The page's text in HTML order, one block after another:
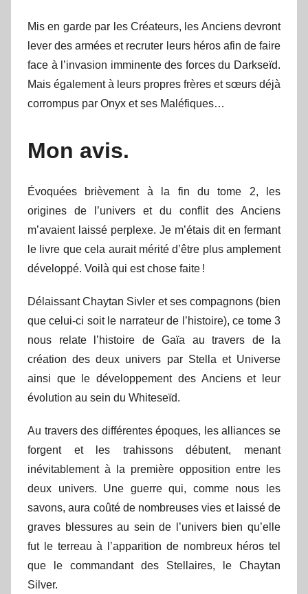
Mis en garde par les Créateurs, les Anciens devront
lever des armées et recruter leurs héros afin de faire
face à l’invasion imminente des forces du Darkseïd.
Mais également à leurs propres frères et sœurs déjà
corrompus par Onyx et ses Maléfiques…
Mon avis.
Évoquées brièvement à la fin du tome 2, les
origines de l’univers et du conflit des Anciens
m’avaient laissé perplexe. Je m’étais dit en fermant
le livre que cela aurait mérité d’être plus amplement
développé. Voilà qui est chose faite !
Délaissant Chaytan Sivler et ses compagnons (bien
que celui-ci soit le narrateur de l’histoire), ce tome 3
nous relate l’histoire de Gaïa au travers de la
création des deux univers par Stella et Universe
ainsi que le développement des Anciens et leur
évolution au sein du Whiteseïd.
Au travers des différentes époques, les alliances se
forgent et les trahissons débutent, menant
inévitablement à la première opposition entre les
deux univers. Une guerre qui, comme nous les
savons, aura coûté de nombreuses vies et laissé de
graves blessures au sein de l’univers bien qu’elle
fut le terreau à l’apparition de nombreux héros tel
que le commandant des Stellaires, le Chaytan
Silver.